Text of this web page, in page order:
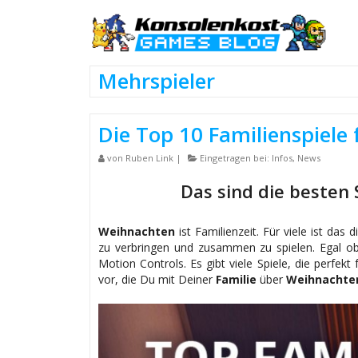
Mehrspieler
Die Top 10
von Ruben Link | Eingetragen bei: Infos, News
Das sind die besten
Weihnachten ist Familienzeit. Für viele ist das
zu verbringen und zusammen zu spielen. Egal
Motion Controls. Es gibt viele Spiele, die
vor, die Du mit Deiner Familie über